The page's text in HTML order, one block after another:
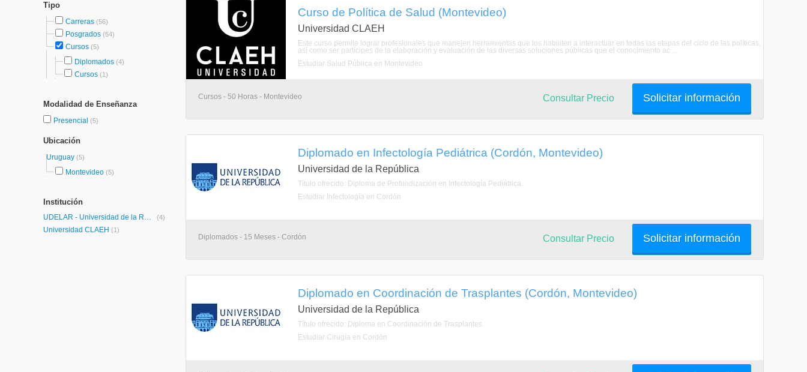
Tipo
Carreras (56)
Posgrados (54)
Cursos (5)
Diplomados (4)
Cursos (1)
Modalidad de Enseñanza
Presencial (5)
Ubicación
Uruguay (5)
Montevideo (5)
Institución
UDELAR - Universidad de la República (4)
Universidad CLAEH (1)
Curso de Política de Salud (Montevideo)
Universidad CLAEH
Este curso permite lograr profesionales que manejen herramientas que los habiliten a interactuar en todas las etapas del ciclo de las políticas,
así como ser partícipes de la elaboración y evaluación de las diversas soluciones públicas que el conocimiento ac ...
Estudiar Salud Pública en Montevideo
Cursos - 50 Horas - Montevideo Solicitar información
Consultar Precio
Diplomado en Infectología Pediátrica (Cordón, Montevideo)
Universidad de la República
Título ofrecido: Diploma de Profundización en Infectología Pediátrica.
Estudiar Infectología en Cordón
Diplomados - 15 Meses - Cordón Solicitar información
Consultar Precio
Diplomado en Coordinación de Trasplantes (Cordón, Montevideo)
Universidad de la República
Título ofrecido: Diploma en Coordinación de Trasplantes.
Estudiar Cirugía en Cordón